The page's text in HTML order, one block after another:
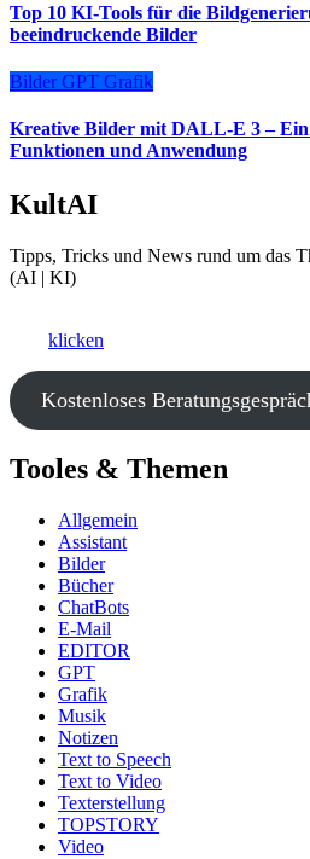
Top 10 KI-Tools für die
beeindruckende Bilder
Bilder GPT Grafik
Kreative Bilder mit DALL-E 3 – Ein
Funktionen und Anwendung
KultAI
Tipps, Tricks und News rund um das
(AI | KI)
klicken
Kostenloses
Tooles & Themen
Allgemein
Assistant
Bilder
Bücher
ChatBots
E-Mail
EDITOR
GPT
Grafik
Musik
Notizen
Text to Speech
Text to Video
Texterstellung
TOPSTORY
Video